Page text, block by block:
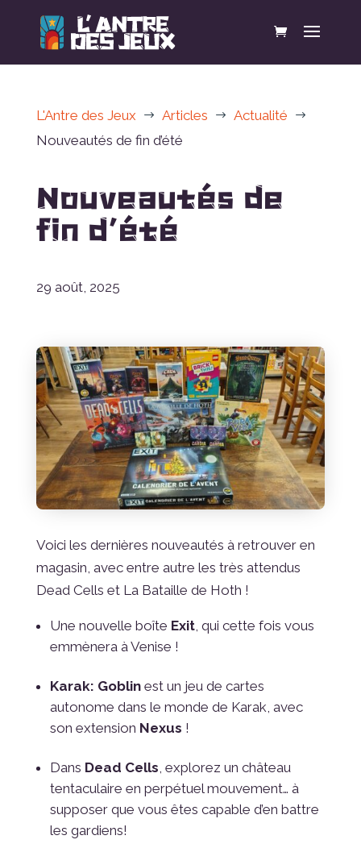
L'Antre des Jeux $ Articles $ Actualité $
Nouveautés de fin d’été
Nouveautés de
fin d’été
29 août, 2025
Voici les dernières nouveautés à retrouver en
magasin, avec entre autre les très attendus
Dead Cells et La Bataille de Hoth !
Une nouvelle boîte Exit, qui cette fois vous
emmènera à Venise !
Karak: Goblinest un jeu de cartes
autonome dans le monde de Karak, avec
son extension Nexus !
Dans Dead Cells , explorez un château
tentaculaire en perpétuel mouvement… à
supposer que vous êtes capable d’en battre
les gardiens!